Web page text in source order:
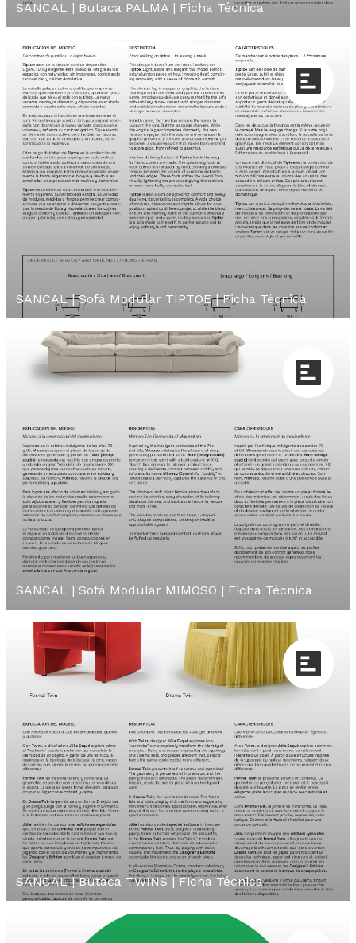
SANCAL | Butaca PALMA | Ficha Técnica
SANCAL | Sofá Modular TIPTOE | Ficha Técnica
SANCAL | Sofá Modular MIMOSO | Ficha Técnica
SANCAL | Butaca TWINS | Ficha Técnica